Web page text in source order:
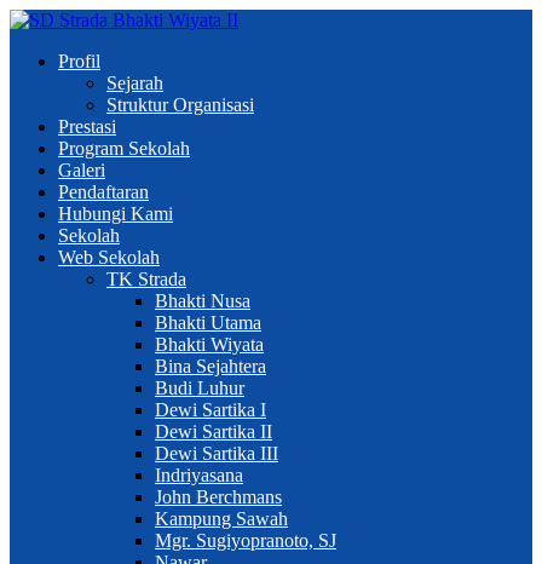
Profil
Sejarah
Struktur Organisasi
Prestasi
Program Sekolah
Galeri
Pendaftaran
Hubungi Kami
Sekolah
Web Sekolah
TK Strada
Bhakti Nusa
Bhakti Utama
Bhakti Wiyata
Bina Sejahtera
Budi Luhur
Dewi Sartika I
Dewi Sartika II
Dewi Sartika III
Indriyasana
John Berchmans
Kampung Sawah
Mgr. Sugiyopranoto, SJ